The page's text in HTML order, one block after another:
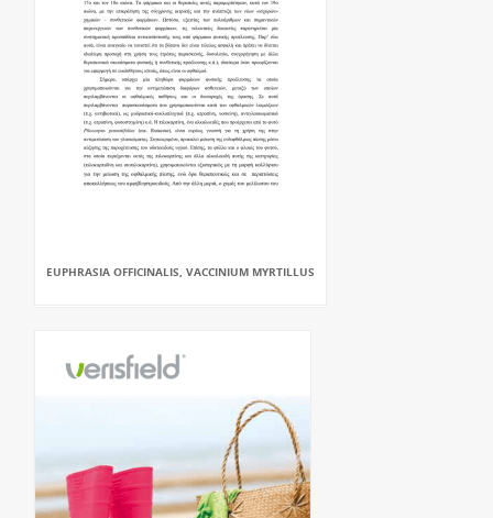
EUPHRASIA OFFICINALIS, VACCINIUM MYRTILLUS